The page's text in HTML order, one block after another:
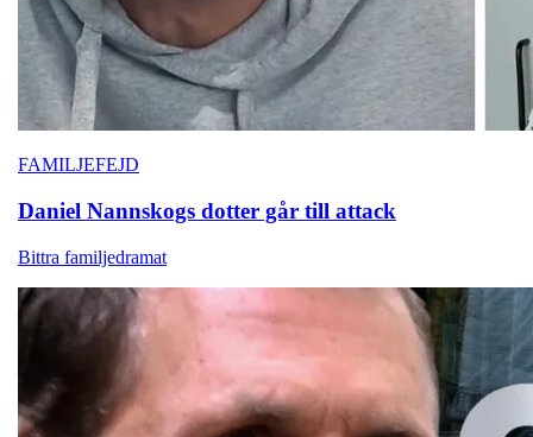
FAMILJEFEJD
Daniel Nannskogs dotter går till attack
Bittra familjedramat